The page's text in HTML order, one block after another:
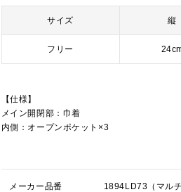
サイズ 縦
フリー
【仕様】
メイン開閉部：巾着
内側：オープンポケット×3
メーカー品番
1894LD73（マル